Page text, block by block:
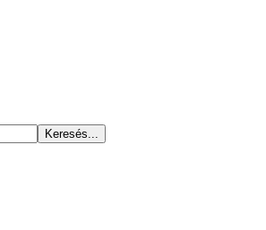
Keresés...